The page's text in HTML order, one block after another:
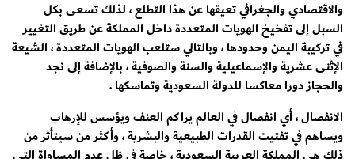
والاقتصادي والجغرافي تعيقها عن هذا التطلع ، لذلك تسعى بكل
السبل إلى تفخيخ الهويات المتعددة داخل المملكة عن طريق التغيير
في تركيبة اليمن وحدودها ، وبالتالي ستلعب الهويات المتعددة ، الشيعة
الإثنى عشرية والإسماعيلية والسنة والصوفية ، بالإضافة إلى نجد
والحجاز دورا معاكسا للدولة السعودية وتماسكها .
الانفصال ، أي انفصال في العالم يراكم العنف ويؤسس للإرهاب
ويساهم في تفتيت القدرات الطبيعية والبشرية ، وأكثر من سيتأثر من